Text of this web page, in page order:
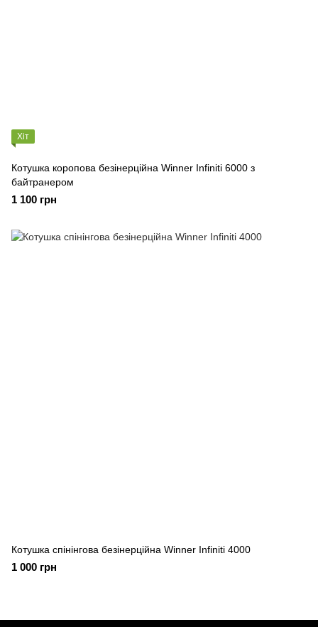
Хіт
Котушка коропова безінерційна Winner Infiniti 6000 з
байтранером
1 100 грн
Котушка спінінгова безінерційна Winner Infiniti 4000
1 000 грн